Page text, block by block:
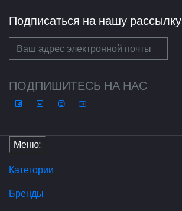
Подписаться на нашу рассылку
ПОДПИШИТЕСЬ НА НАС
Меню:
Категории
Бренды